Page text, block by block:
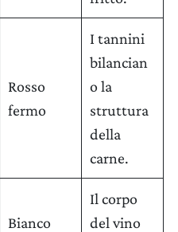
SUL SITO DI UMBERTO
Rosso
fermo
I tannini
bilancian
o la
struttura
della
carne.
Bianco
Il corpo
del vino